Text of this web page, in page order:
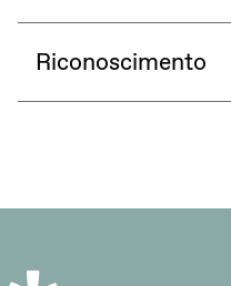
Riconoscimento